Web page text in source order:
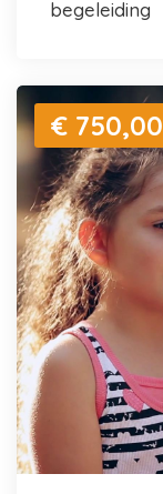
begeleiding
€ 750,00